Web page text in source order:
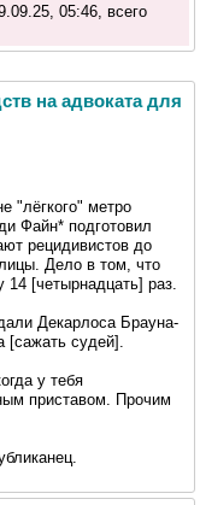
05:46, всего
на адвоката для
"лёгкого" метро
Файн* подготовил
рецидивистов до
Дело в том, что
14 [четырнадцать] раз.
Декарлоса Брауна-
судей].
у тебя
приставом. Прочим